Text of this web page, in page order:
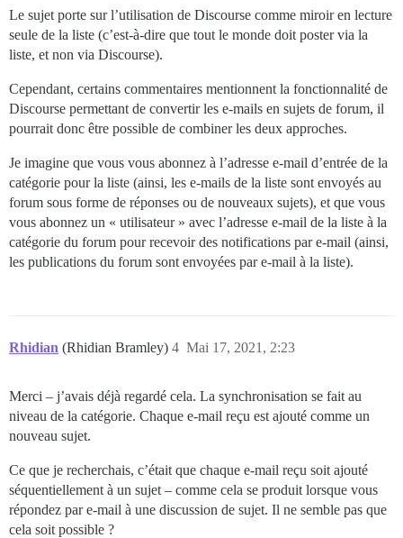
Le sujet porte sur l’utilisation de Discourse comme miroir en lecture
seule de la liste (c’est-à-dire que tout le monde doit poster via la
liste, et non via Discourse).
Cependant, certains commentaires mentionnent la fonctionnalité de
Discourse permettant de convertir les e-mails en sujets de forum, il
pourrait donc être possible de combiner les deux approches.
Je imagine que vous vous abonnez à l’adresse e-mail d’entrée de la
catégorie pour la liste (ainsi, les e-mails de la liste sont envoyés au
forum sous forme de réponses ou de nouveaux sujets), et que vous
vous abonnez un « utilisateur » avec l’adresse e-mail de la liste à la
catégorie du forum pour recevoir des notifications par e-mail (ainsi,
les publications du forum sont envoyées par e-mail à la liste).
Rhidian (Rhidian Bramley) Mai 17, 2021, 2:23
4
Merci – j’avais déjà regardé cela. La synchronisation se fait au
niveau de la catégorie. Chaque e-mail reçu est ajouté comme un
nouveau sujet.
Ce que je recherchais, c’était que chaque e-mail reçu soit ajouté
séquentiellement à un sujet – comme cela se produit lorsque vous
répondez par e-mail à une discussion de sujet. Il ne semble pas que
cela soit possible ?